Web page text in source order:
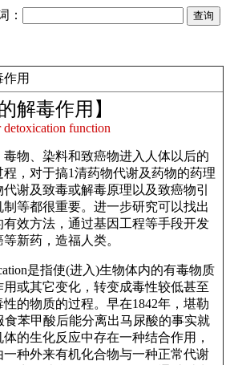
：
作用
解毒作用】
detoxication function
毒物、染料和致癌物进入人体以后的
程，对于搞1清药物代谢及药物的药理
谢及致毒或解毒原理以及致癌物引
制等都很重要。进一步研究可以找出
有效方法，通过基因工程等手段开发
新药，造福人类。
是指使(进入)生物体内的有毒物质
用或其它变化，转变成毒性较低甚至
性的物质的过程。早在1842年，堪勒
食苯甲酸后能分离出马尿酸的事实就
的生化反应中存在一种结合作用，
一种外来有机化合物与一种正常代谢